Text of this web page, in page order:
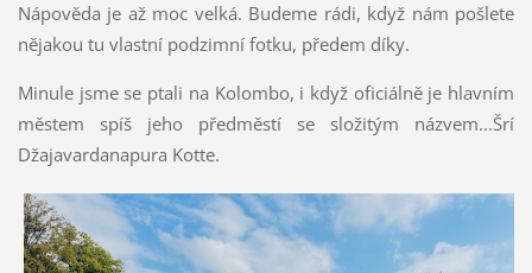
Nápověda je až moc velká. Budeme rádi, když nám pošlete
nějakou tu vlastní podzimní fotku, předem díky.
Minule jsme se ptali na Kolombo, i když oficiálně je hlavním
městem spíš jeho předměstí se složitým názvem...Šrí
Džajavardanapura Kotte.